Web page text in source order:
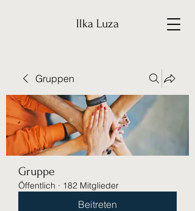
Ilka Luza
Gruppen
Gruppe
Öffentlich · 182 Mitglieder
Beitreten